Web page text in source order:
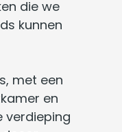
die we
kunnen
met een
en
verdieping